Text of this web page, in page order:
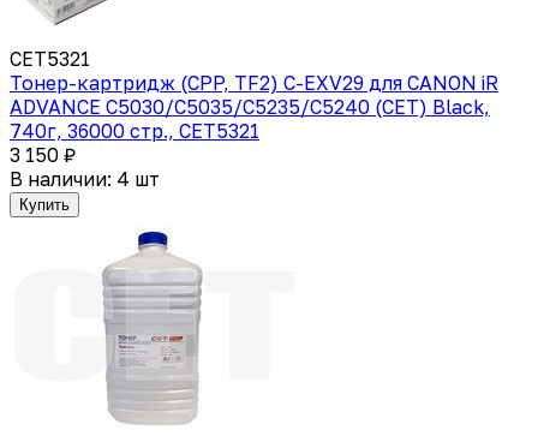
CET5321
Тонер-картридж (CPP, TF2) C-EXV29 для CANON iR
ADVANCE C5030/C5035/C5235/C5240 (CET) Black,
740г, 36000 стр., CET5321
3 150 ₽
В наличии: 4 шт
Купить